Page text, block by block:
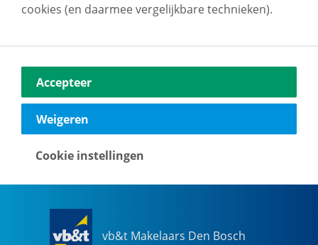
Vestdijk 180
5611 CZ Eindhoven
040-2696949
vb&t Makelaars Den Bosch
cookies (en daarmee vergelijkbare technieken).
Accepteer
Weigeren
Cookie instellingen